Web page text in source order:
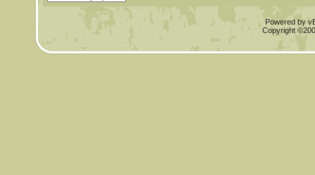
Powered by
Copyright